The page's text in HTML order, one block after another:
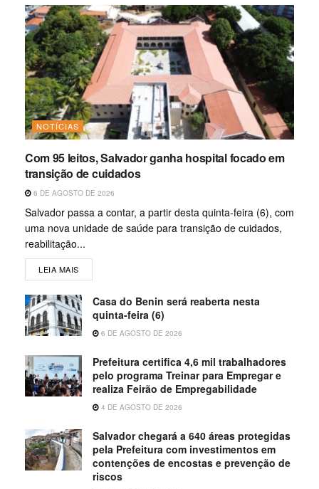
NOTÍCIAS
Com 95 leitos, Salvador ganha hospital focado em
transição de cuidados
6 DE AGOSTO DE 2026
Salvador passa a contar, a partir desta quinta-feira (6), com
uma nova unidade de saúde para transição de cuidados,
reabilitação...
LEIA MAIS
Casa do Benin será reaberta nesta
quinta-feira (6)
6 DE AGOSTO DE 2026
Prefeitura certifica 4,6 mil trabalhadores
pelo programa Treinar para Empregar e
realiza Feirão de Empregabilidade
4 DE AGOSTO DE 2026
Salvador chegará a 640 áreas protegidas
pela Prefeitura com investimentos em
contenções de encostas e prevenção de
riscos